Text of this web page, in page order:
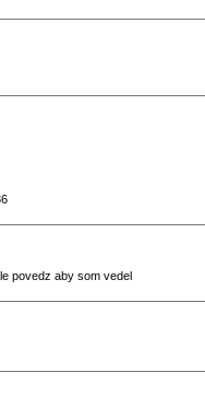
povedz aby som vedel